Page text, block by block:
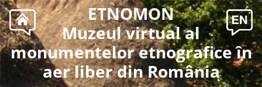
ETNOMON
Muzeul virtual al
monumentelor etnografice în
aer liber din România